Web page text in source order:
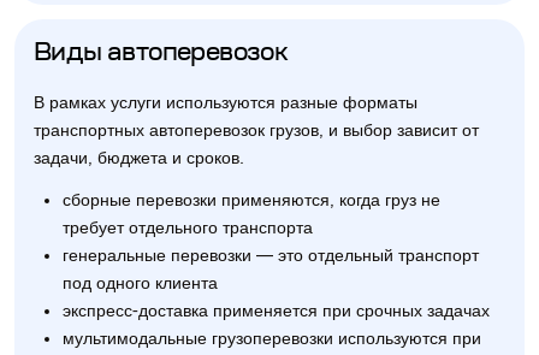
Виды автоперевозок
В рамках услуги используются разные форматы
транспортных автоперевозок грузов, и выбор зависит от
задачи, бюджета и сроков.
сборные перевозки применяются, когда груз не
требует отдельного транспорта
генеральные перевозки — это отдельный транспорт
под одного клиента
экспресс-доставка применяется при срочных задачах
мультимодальные грузоперевозки используются при